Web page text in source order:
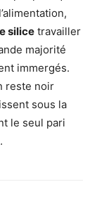
silice travailler
majorité
immergés.
reste noir
sous la
le seul pari